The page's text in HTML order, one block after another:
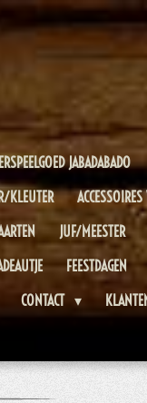
JABADABADO
KLEUTER
JUF/MEESTER
FEESTDAGEN
CONTACT